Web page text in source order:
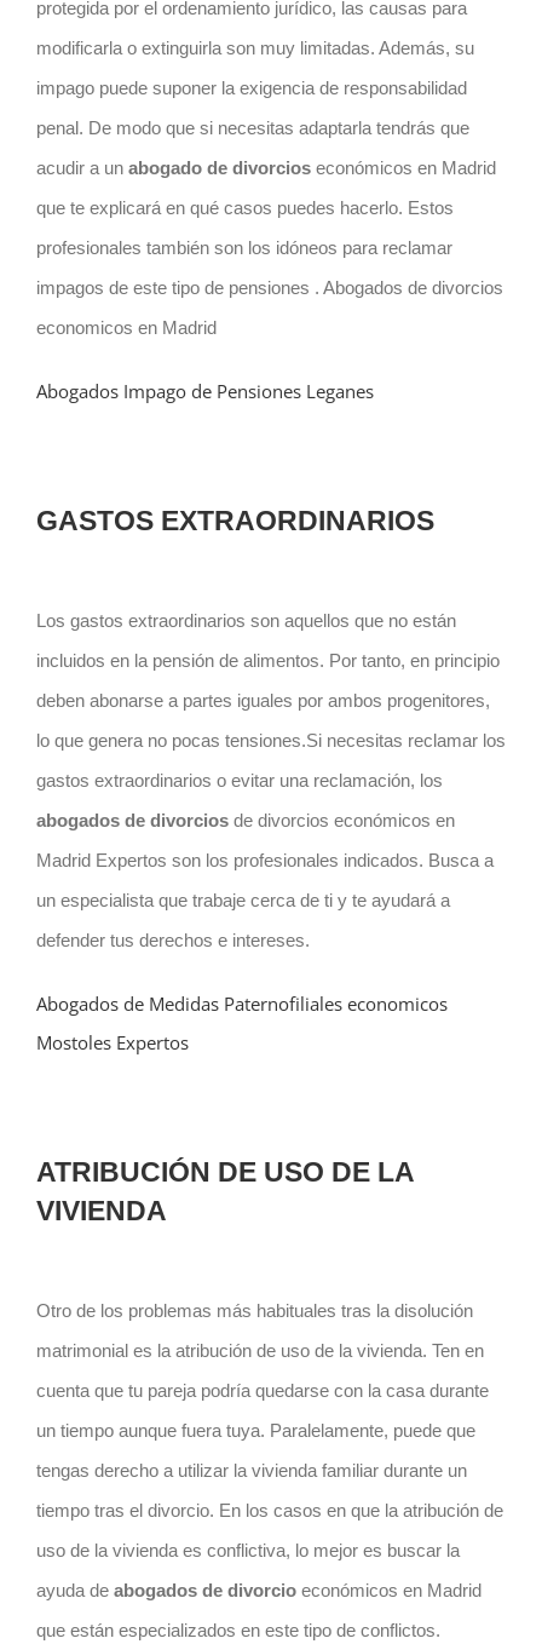
protegida por el ordenamiento jurídico, las causas para
modificarla o extinguirla son muy limitadas. Además, su
impago puede suponer la exigencia de responsabilidad
penal. De modo que si necesitas adaptarla tendrás que
acudir a un abogado de divorcioseconómicos en Madrid
que te explicará en qué casos puedes hacerlo. Estos
profesionales también son los idóneos para reclamar
impagos de este tipo de pensiones . Abogados de divorcios
economicos en Madrid
Abogados Impago de Pensiones Leganes
GASTOS EXTRAORDINARIOS
Los gastos extraordinarios son aquellos que no están
incluidos en la pensión de alimentos. Por tanto, en principio
deben abonarse a partes iguales por ambos progenitores,
lo que genera no pocas tensiones.Si necesitas reclamar los
gastos extraordinarios o evitar una reclamación, los
abogados de divorciosde divorcios económicos en
Madrid Expertos son los profesionales indicados. Busca a
un especialista que trabaje cerca de ti y te ayudará a
defender tus derechos e intereses.
Abogados de Medidas Paternofiliales economicos
Mostoles Expertos
ATRIBUCIÓN DE USO DE LA
VIVIENDA
Otro de los problemas más habituales tras la disolución
matrimonial es la atribución de uso de la vivienda. Ten en
cuenta que tu pareja podría quedarse con la casa durante
un tiempo aunque fuera tuya. Paralelamente, puede que
tengas derecho a utilizar la vivienda familiar durante un
tiempo tras el divorcio. En los casos en que la atribución de
uso de la vivienda es conflictiva, lo mejor es buscar la
ayuda de abogados de divorcioeconómicos en Madrid
que están especializados en este tipo de conflictos.